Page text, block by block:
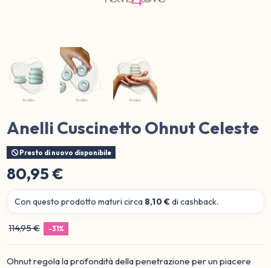
Anelli Cuscinetto Ohnut Celeste
Presto di nuovo disponibile
80,95 €
Con questo prodotto maturi circa 8,10 €di cashback.
114,95 € -31%
Ohnut regola la profondità della penetrazione per un piacere